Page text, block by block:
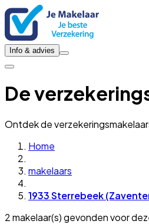
Info & advies
De
Ontdek de
Home
makelaars
1933 Sterrebeek
2 makelaar(s) gevonden voor